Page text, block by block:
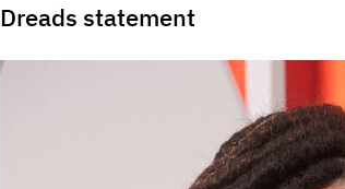
Dreads statement